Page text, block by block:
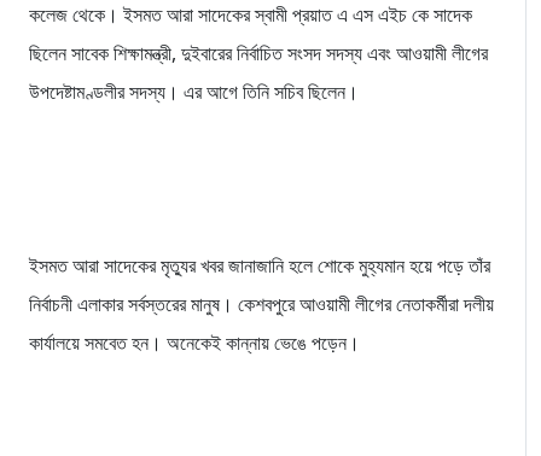
কলেজ থেকে। ইসমত আরা সাদেকের স্বামী প্রয়াত এ এস এইচ কে সাদেক
ছিলেন সাবেক শিক্ষামন্ত্রী, দুইবারের নির্বাচিত সংসদ সদস্য এবং আওয়ামী লীগের
উপদেষ্টামণ্ডলীর সদস্য। এর আগে তিনি সচিব ছিলেন।
ইসমত আরা সাদেকের মৃত্যুর খবর জানাজানি হলে শোকে মুহ্যমান হয়ে পড়ে তাঁর
নির্বাচনী এলাকার সর্বস্তরের মানুষ। কেশবপুরে আওয়ামী লীগের নেতাকর্মীরা দলীয়
কার্যালয়ে সমবেত হন। অনেকেই কান্নায় ভেঙে পড়েন।